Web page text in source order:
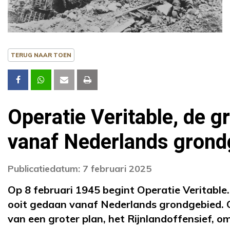
TERUG NAAR TOEN
Operatie Veritable, de
vanaf Nederlands
Publicatiedatum: 7 februari 2025
Op 8 februari 1945 begint Operatie
ooit gedaan vanaf Nederlands grondgebied.
van een groter plan, het Rijnlandoffensief,